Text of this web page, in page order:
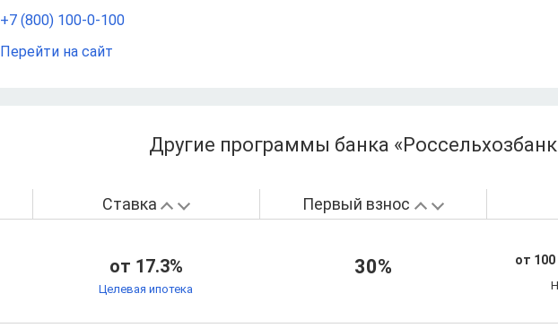
+7 (800) 100-0-100
Перейти на сайт
Другие программы банка
Ставка Первый взнос
от 17.3%
Целевая ипотека
30% от 100